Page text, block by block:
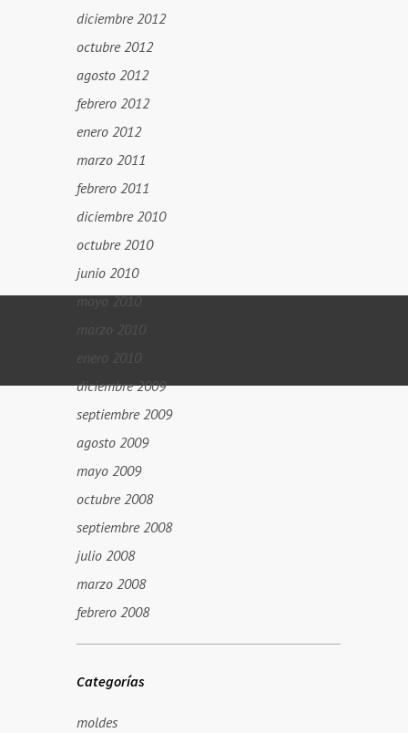
diciembre 2012
octubre 2012
agosto 2012
febrero 2012
enero 2012
marzo 2011
febrero 2011
diciembre 2010
octubre 2010
junio 2010
mayo 2010
marzo 2010
enero 2010
diciembre 2009
septiembre 2009
agosto 2009
mayo 2009
octubre 2008
septiembre 2008
julio 2008
marzo 2008
febrero 2008
Categorías
moldes